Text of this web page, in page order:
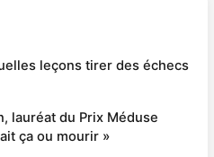
leçons tirer des échecs
lauréat du Prix Méduse
ça ou mourir »